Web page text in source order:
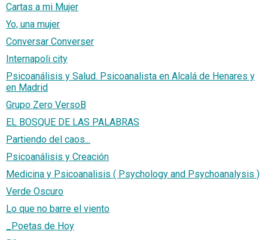
Cartas a mi Mujer
Yo, una mujer
Conversar Converser
Internapoli city
Psicoanálisis y Salud. Psicoanalista en Alcalá de Henares y
en Madrid
Grupo Zero VersoB
EL BOSQUE DE LAS PALABRAS
Partiendo del caos...
Psicoanálisis y Creación
Medicina y Psicoanalisis ( Psychology and Psychoanalysis )
Verde Oscuro
Lo que no barre el viento
_Poetas de Hoy